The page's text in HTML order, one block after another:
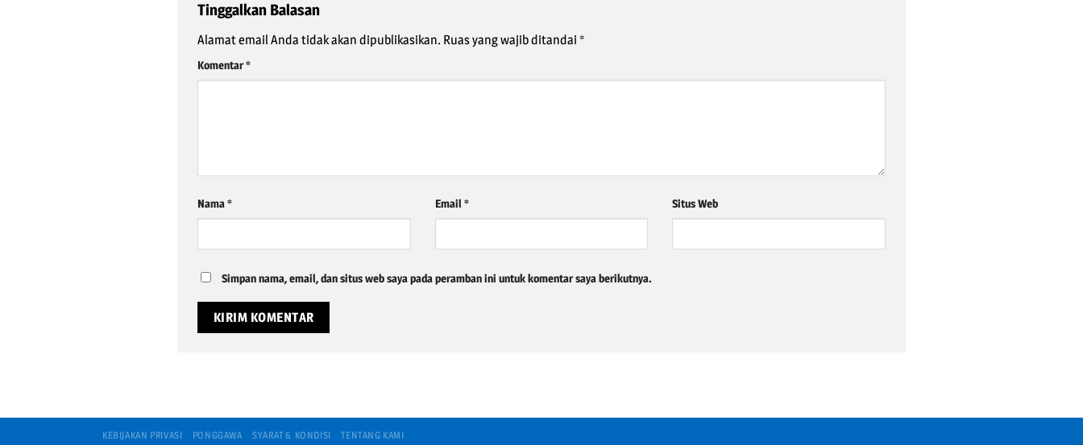
Tinggalkan Balasan
Alamat email Anda tidak akan dipublikasikan. Ruas yang wajib ditandai*
Komentar*
Nama* Email * Situs Web
Simpan nama, email, dan situs web saya pada peramban ini untuk komentar saya berikutnya.
KEBIJAKAN PRIVASI PONGGAWA SYARAT & KONDISI TENTANG KAMI